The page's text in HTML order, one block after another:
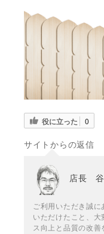
役に立った 0
サイトからの返信
店長
ご利用いただき誠
いただけたこと、
ス向上と品質の改善